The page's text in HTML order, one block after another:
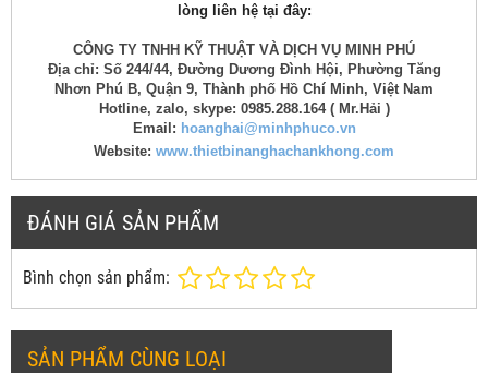
lòng liên hệ tại đây:
CÔNG TY TNHH KỸ THUẬT VÀ DỊCH VỤ MINH PHÚ
Địa chỉ: Số 244/44, Đường Dương Đình Hội, Phường Tăng
Nhơn Phú B, Quận 9, Thành phố Hồ Chí Minh, Việt Nam
Hotline, zalo, skype: 0985.288.164 ( Mr.Hải )
Email: hoanghai@minhphuco.vn
Website: www.thietbinanghachankhong.com
ĐÁNH GIÁ SẢN PHẨM
Bình chọn sản phẩm:
SẢN PHẨM CÙNG LOẠI